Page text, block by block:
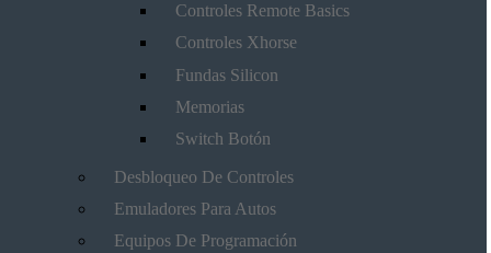
Controles Remote Basics
Controles Xhorse
Fundas Silicon
Memorias
Switch Botón
Desbloqueo De Controles
Emuladores Para Autos
Equipos De Programación